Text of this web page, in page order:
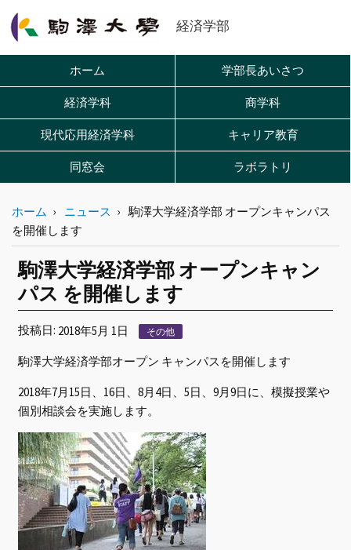
経済学部
ホーム 学部長あいさつ
経済学科 商学科
現代応用経済学科 キャリア教育
同窓会 ラボラトリ
ホーム ニュース
駒澤大学経済学部 オープンキャンパス
を開催します
駒澤大学経済学部 オープンキャン
パス を開催します
投稿日: 2018年5月 1日 その他
駒澤大学経済学部オープン キャンパスを開催します
2018年7月15日、16日、8月4日、5日、9月9日に、模擬授業や
個別相談会を実施します。